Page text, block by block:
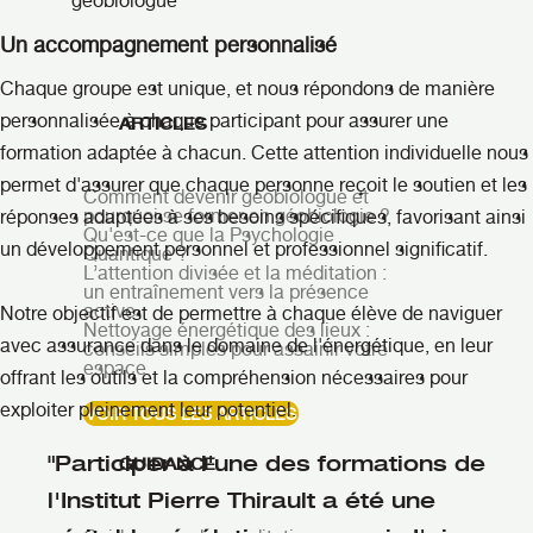
ARTICLES
Comment devenir géobiologue et
pourquoi se former en géobiologie ?
Qu'est-ce que la Psychologie
Quantique ?
L’attention divisée et la méditation :
un entraînement vers la présence
active
Nettoyage énergétique des lieux :
conseils simples pour assainir votre
espace
VOIR TOUS LES ARTICLES
GUIDANCE
Un accompagnement personnalisé
Chaque groupe est unique, et nous répondons de manière
personnalisée à chaque participant pour assurer une
formation adaptée à chacun. Cette attention individuelle nous
permet d'assurer que chaque personne reçoit le soutien et les
réponses adaptées à ses besoins spécifiques, favorisant ainsi
un développement personnel et professionnel significatif.
Notre objectif est de permettre à chaque élève de naviguer
avec assurance dans le domaine de l'énergétique, en leur
offrant les outils et la compréhension nécessaires pour
exploiter pleinement leur potentiel.
"Participer à l'une des formations de
l'Institut Pierre Thirault a été une